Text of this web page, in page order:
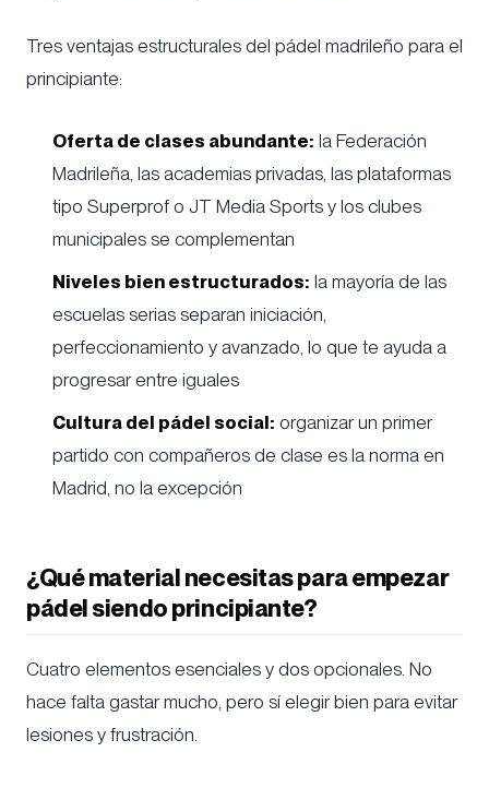
Tres ventajas estructurales del pádel madrileño para el
principiante:
Oferta de clases abundante: la Federación
Madrileña, las academias privadas, las plataformas
tipo Superprof o JT Media Sports y los clubes
municipales se complementan
Niveles bien estructurados: la mayoría de las
escuelas serias separan iniciación,
perfeccionamiento y avanzado, lo que te ayuda a
progresar entre iguales
Cultura del pádel social: organizar un primer
partido con compañeros de clase es la norma en
Madrid, no la excepción
¿Qué material necesitas para empezar
pádel siendo principiante?
Cuatro elementos esenciales y dos opcionales. No
hace falta gastar mucho, pero sí elegir bien para evitar
lesiones y frustración.